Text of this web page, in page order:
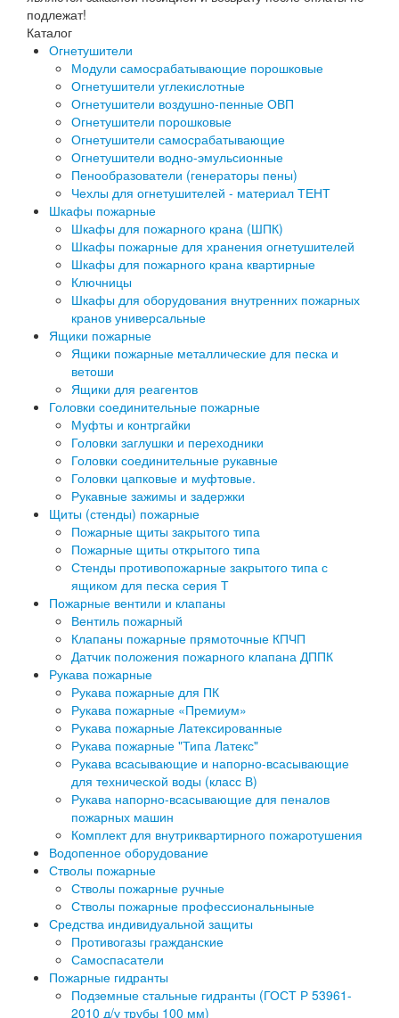
подлежат!
Каталог
Огнетушители
Модули самосрабатывающие порошковые
Огнетушители углекислотные
Огнетушители воздушно-пенные ОВП
Огнетушители порошковые
Огнетушители самосрабатывающие
Огнетушители водно-эмульсионные
Пенообразователи (генераторы пены)
Чехлы для огнетушителей - материал ТЕНТ
Шкафы пожарные
Шкафы для пожарного крана (ШПК)
Шкафы пожарные для хранения огнетушителей
Шкафы для пожарного крана квартирные
Ключницы
Шкафы для оборудования внутренних пожарных
кранов универсальные
Ящики пожарные
Ящики пожарные металлические для песка и
ветоши
Ящики для реагентов
Головки соединительные пожарные
Муфты и контргайки
Головки заглушки и переходники
Головки соединительные рукавные
Головки цапковые и муфтовые.
Рукавные зажимы и задержки
Щиты (стенды) пожарные
Пожарные щиты закрытого типа
Пожарные щиты открытого типа
Стенды противопожарные закрытого типа с
ящиком для песка серия Т
Пожарные вентили и клапаны
Вентиль пожарный
Клапаны пожарные прямоточные КПЧП
Датчик положения пожарного клапана ДППК
Рукава пожарные
Рукава пожарные для ПК
Рукава пожарные «Премиум»
Рукава пожарные Латексированные
Рукава пожарные "Типа Латекс"
Рукава всасывающие и напорно-всасывающие
для технической воды (класс В)
Рукава напорно-всасывающие для пеналов
пожарных машин
Комплект для внутриквартирного пожаротушения
Водопенное оборудование
Стволы пожарные
Стволы пожарные ручные
Стволы пожарные профессиональныные
Средства индивидуальной защиты
Противогазы гражданские
Самоспасатели
Пожарные гидранты
Подземные стальные гидранты (ГОСТ Р 53961-
2010 д/у трубы 100 мм)